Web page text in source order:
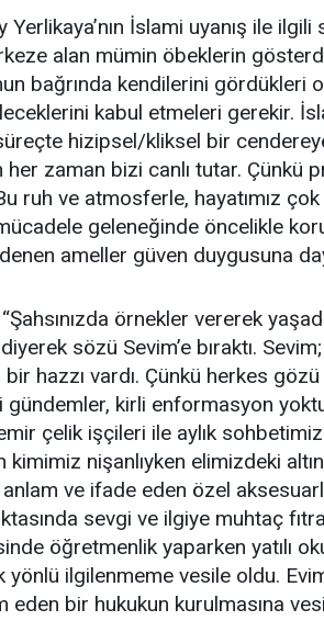
İslami uyanış ile
alan mümin öbeklerin
bağrında kendilerini gördükleri
kabul etmeleri gerekir.
hizipsel/kliksel bir
zaman bizi canlı tutar. Çünkü
ruh ve atmosferle, hayatımız
geleneğinde öncelikle
ameller güven duygusuna
örnekler vererek
diyerek sözü Sevim’e bıraktı.
hazzı vardı. Çünkü herkes
kirli enformasyon yoktu.
çelik işçileri ile aylık sohbetimiz
kimimiz nişanlıyken elimizdeki
ve ifade eden özel
sevgi ve ilgiye muhtaç
öğretmenlik yaparken yatılı
ilgilenmeme vesile oldu.
eden bir hukukun kurulmasına